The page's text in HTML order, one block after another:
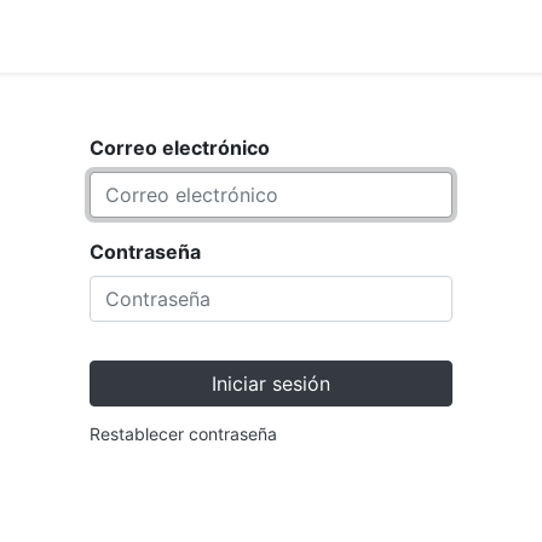
Correo electrónico
Contraseña
Iniciar sesión
Restablecer contraseña